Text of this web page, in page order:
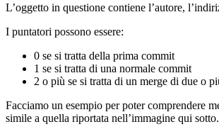
L’oggetto in questione contiene l’autore,
I puntatori possono essere:
0 se si tratta della prima commit
1 se si tratta di una normale commit
2 o più se si tratta di un merge di due o
Facciamo un esempio per poter comprendere
simile a quella riportata nell’immagine qui sotto.